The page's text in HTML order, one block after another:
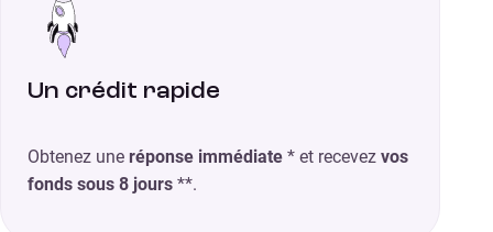
Un crédit rapide
Obtenez une réponse immédiate * et recevez vos
fonds sous 8 jours **.